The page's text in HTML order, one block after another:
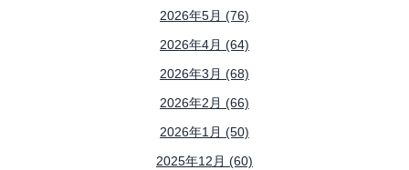
2026年5月 (76)
2026年4月 (64)
2026年3月 (68)
2026年2月 (66)
2026年1月 (50)
2025年12月 (60)